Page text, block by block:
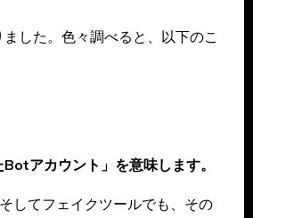
した。色々調べると、以下のこ
アカウント」を意味します。
してフェイクツールでも、その